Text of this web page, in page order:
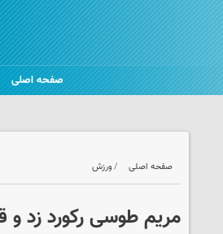
صفحه اصلی
صفحه اصلی ورزش
مریم طوسی رکورد زد و